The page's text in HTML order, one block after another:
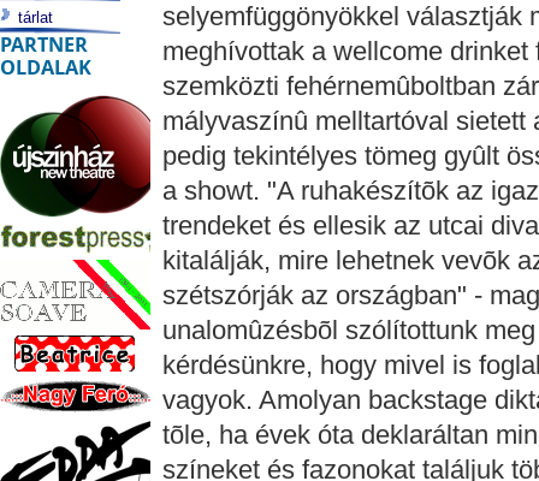
selyemfüggönyökkel választják
meghívottak a wellcome
szemközti fehérnemûboltban
mályvaszínû melltartóval sietett
pedig tekintélyes tömeg gyûlt
a showt. "A ruhakészítõk az
trendeket és ellesik az utcai
kitalálják, mire lehetnek vevõk
szétszórják az országban" -
unalomûzésbõl szólítottunk
kérdésünkre, hogy mivel is
vagyok. Amolyan backstage
tõle, ha évek óta deklaráltan
színeket és fazonokat találjuk
tárlat
PARTNER
OLDALAK